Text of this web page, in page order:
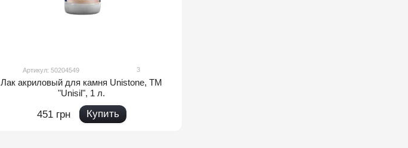
Артикул: 50204549 3
Лак акриловый для камня Unistone, TM
"Unisil", 1 л.
451 грн Купить